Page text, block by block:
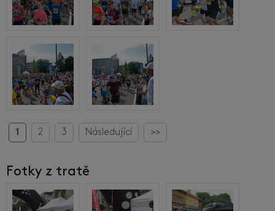
1 2 3 Následující >>
Fotky z tratě